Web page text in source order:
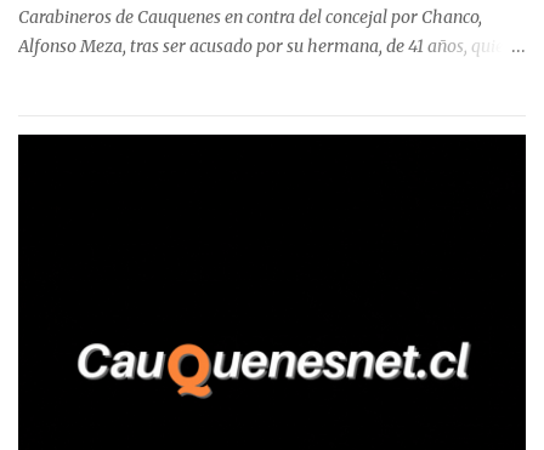
Carabineros de Cauquenes en contra del concejal por Chanco,
Alfonso Meza, tras ser acusado por su hermana, de 41 años, quien
relató que los hechos ocurrieron cerca de las 11:30 horas en el
trabajadores, el edil descendió del vehículo y, en medio de la
confrontación, la habría tomado de los hombros, empujado al
suelo y agredido con golpes de pies y manos, mientr...